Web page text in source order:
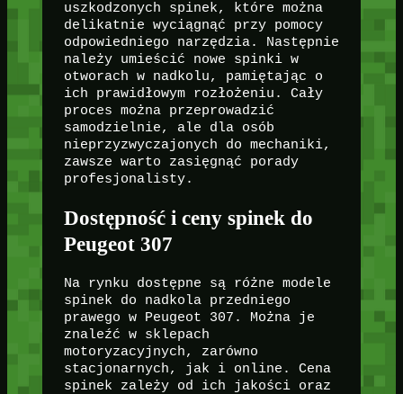
uszkodzonych spinek, które można
delikatnie wyciągnąć przy pomocy
odpowiedniego narzędzia. Następnie
należy umieścić nowe spinki w
otworach w nadkolu, pamiętając o
ich prawidłowym rozłożeniu. Cały
proces można przeprowadzić
samodzielnie, ale dla osób
nieprzyzwyczajonych do mechaniki,
zawsze warto zasięgnąć porady
profesjonalisty.
Dostępność i ceny spinek do
Peugeot 307
Na rynku dostępne są różne modele
spinek do nadkola przedniego
prawego w Peugeot 307. Można je
znaleźć w sklepach
motoryzacyjnych, zarówno
stacjonarnych, jak i online. Cena
spinek zależy od ich jakości oraz